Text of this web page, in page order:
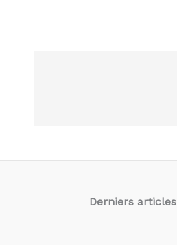
Derniers articles